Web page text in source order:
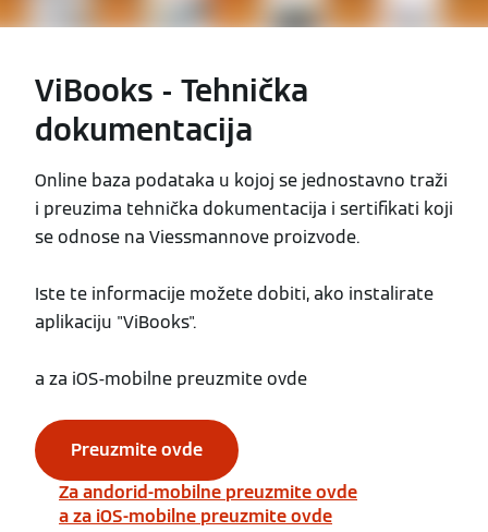
ViBooks - Tehnička
dokumentacija
Online baza podataka u kojoj se jednostavno traži
i preuzima tehnička dokumentacija i sertifikati koji
se odnose na Viessmannove proizvode.
Iste te informacije možete dobiti, ako instalirate
aplikaciju "ViBooks".
a za iOS-mobilne preuzmite ovde
Preuzmite ovde
Za andorid-mobilne preuzmite ovde
a za iOS-mobilne preuzmite ovde